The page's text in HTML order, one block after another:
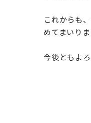
これからも
めてまいりま
今後ともよ